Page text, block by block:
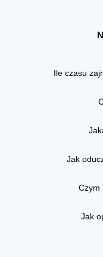
Ile czasu
Jak
Czym
Jak